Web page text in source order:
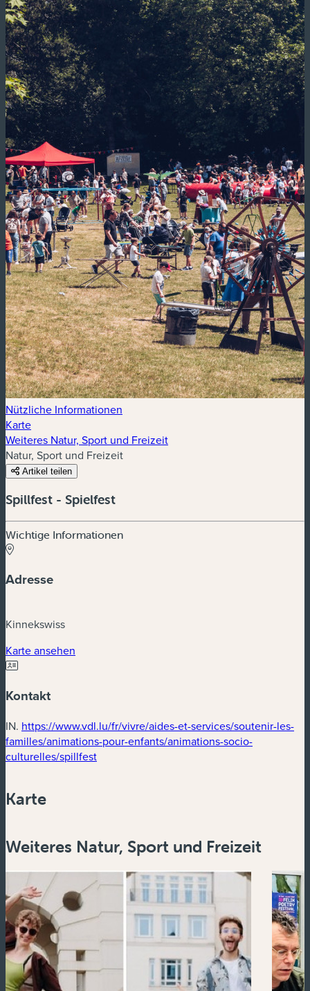
Nützliche Informationen
Karte
Weiteres Natur, Sport und Freizeit
Natur, Sport und Freizeit
Artikel teilen
Spillfest - Spielfest
Wichtige Informationen
Adresse
Kinnekswiss
Karte ansehen
Kontakt
IN. https://www.vdl.lu/fr/vivre/aides-et-services/soutenir-les-
familles/animations-pour-enfants/animations-socio-
culturelles/spillfest(neues Fenster)
Karte
Zoom
Zoom
Weiteres Natur, Sport und Freizeit